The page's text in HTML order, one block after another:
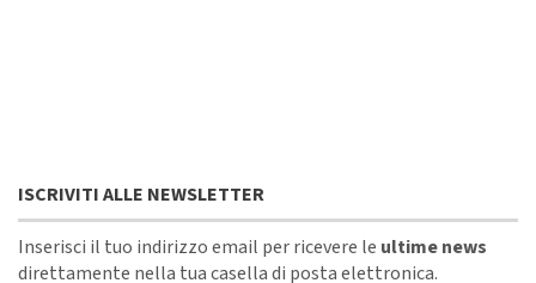
ISCRIVITI ALLE NEWSLETTER
Inserisci il tuo indirizzo email per ricevere le ultime news
direttamente nella tua casella di posta elettronica.